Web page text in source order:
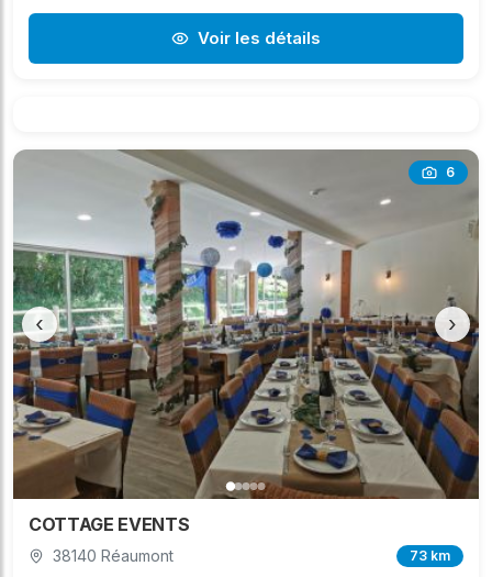
Voir les détails
6
‹ ›
COTTAGE EVENTS
38140 Réaumont 73 km